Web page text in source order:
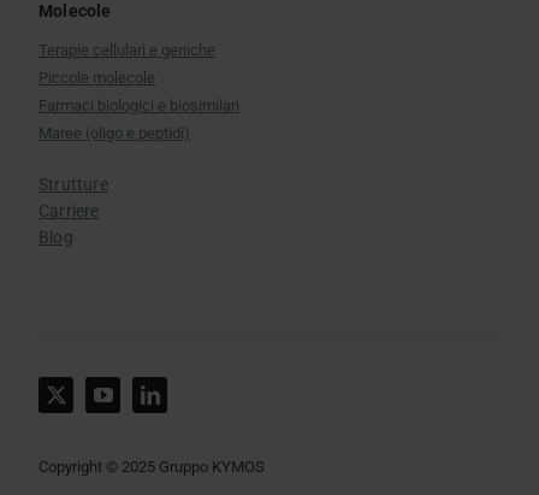
Molecole
Terapie cellulari e geniche
Piccole molecole
Farmaci biologici e biosimilari
Maree (oligo e peptidi)
Strutture
Carriere
Blog
Copyright © 2025 Gruppo KYMOS